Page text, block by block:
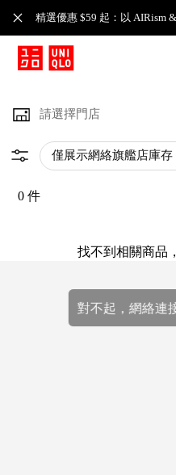
精選優惠 $59 起：以 AIRism
請選擇門店
僅展示網絡旗艦店庫存
0 件
找不到相關商品
對不起，網絡連